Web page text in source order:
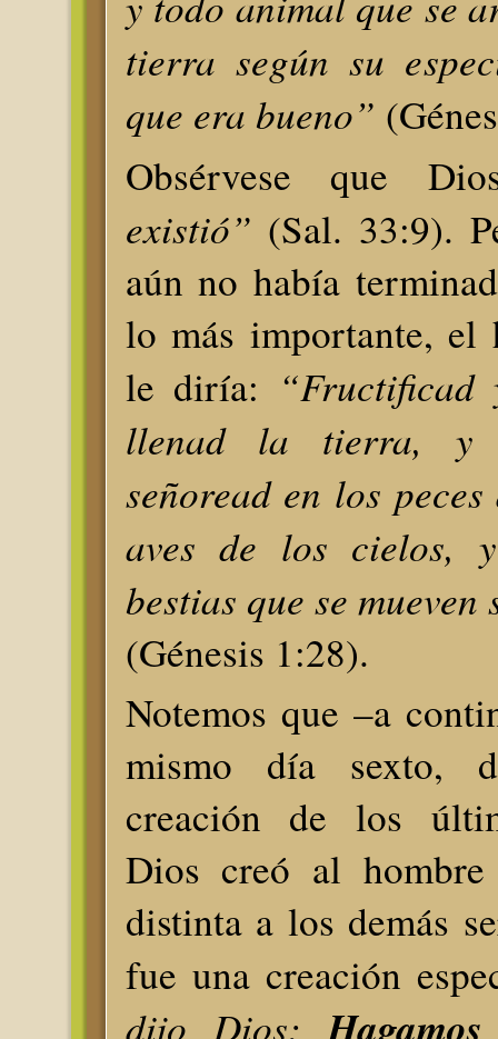
tierra según su
que era bueno”
Obsérvese que
existió” (Sal. 33:9).
aún no había
lo más importante, el
le diría: “Fructificad
llenad la tierra, y
señoread en los
aves de los cielos,
bestias que se
(Génesis 1:28).
Notemos que –a
mismo día sexto,
creación de los
Dios creó al
distinta a los demás
fue una creación
dijo Dios: